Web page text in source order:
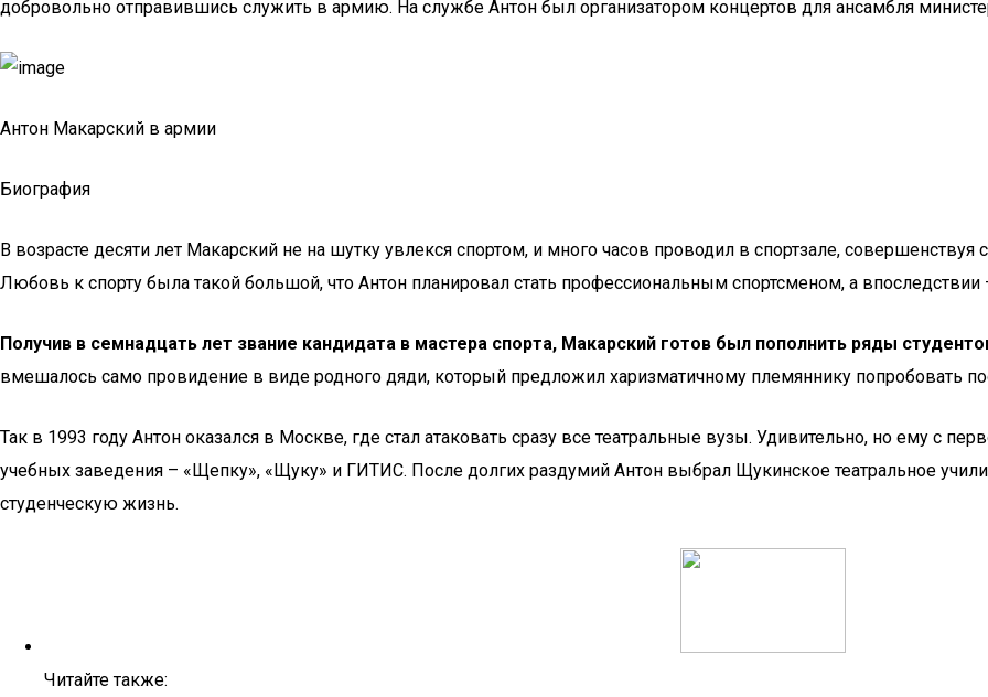
добровольно отправившись служить в армию. На службе Антон был организатором концертов для ансамбля
Антон Макарский в армии
Биография
В возрасте десяти лет Макарский не на шутку увлекся спортом, и много часов проводил в спортзале,
Любовь к спорту была такой большой, что Антон планировал стать профессиональным спортсменом, а впоследствии
Получив в семнадцать лет звание кандидата в мастера спорта, Макарский готов был пополнить ряды
вмешалось само провидение в виде родного дяди, который предложил харизматичному племяннику попробовать
Так в 1993 году Антон оказался в Москве, где стал атаковать сразу все театральные вузы. Удивительно, но ему с
учебных заведения – «Щепку», «Щуку» и ГИТИС. После долгих раздумий Антон выбрал Щукинское театральное
студенческую жизнь.
Читайте также: